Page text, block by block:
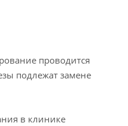
проводится
подлежат замене
в клинике